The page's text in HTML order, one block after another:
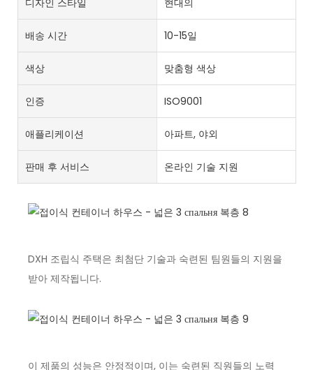
배송 시간 10-15일
색상 맞춤형 색상
인증 ISO9001
애플리케이션 아파트, 야외
판매 후 서비스 온라인 기술 지원
DXH 조립식 주택은 최첨단 기술과 숙련된 팀원들의 지원을
받아 제작됩니다.
이 제품의 성능은 안정적이며, 이는 숙련된 직원들의 노력